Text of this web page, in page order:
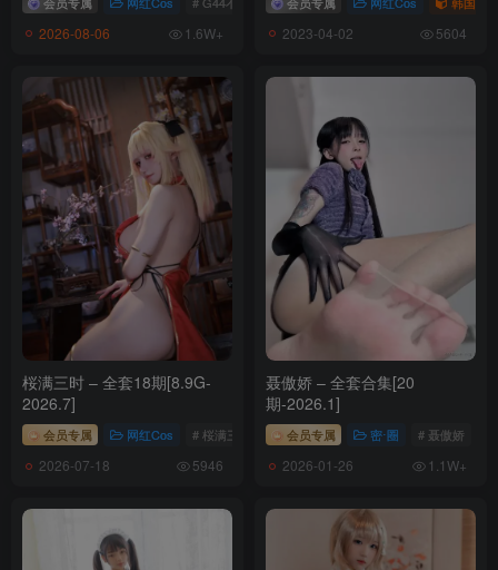
2026-08-06 1.6W+ 2023-04-02 5604
桜满三时 – 全套18期[8.9G-
2026.7]
会员专属 网红Cos # 桜满三时
2026-07-18 5946
聂傲娇 – 全套合集[20
期-2026.1]
会员专属 密⋅圈 # 聂傲娇
2026-01-26 1.1W+